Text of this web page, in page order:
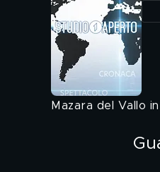
Mazara del Vallo